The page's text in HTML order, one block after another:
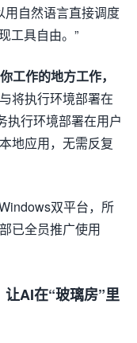
用自然语言直接调度
工具自由。”
工作的地方工作，
将执行环境部署在
执行环境部署在用户
地应用，无需反复
双平台，所
已全员推广使用
AI在“玻璃房”里